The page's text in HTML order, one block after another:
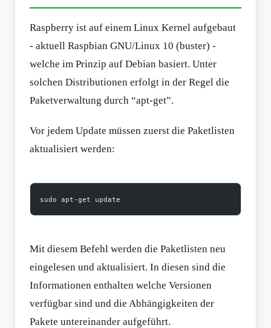
Raspberry ist auf einem Linux Kernel aufgebaut
- aktuell Raspbian GNU/Linux 10 (buster) -
welche im Prinzip auf Debian basiert. Unter
solchen Distributionen erfolgt in der Regel die
Paketverwaltung durch “apt-get”.
Vor jedem Update müssen zuerst die Paketlisten
aktualisiert werden:
sudo apt-get update
Mit diesem Befehl werden die Paketlisten neu
eingelesen und aktualisiert. In diesen sind die
Informationen enthalten welche Versionen
verfügbar sind und die Abhängigkeiten der
Pakete untereinander aufgeführt.